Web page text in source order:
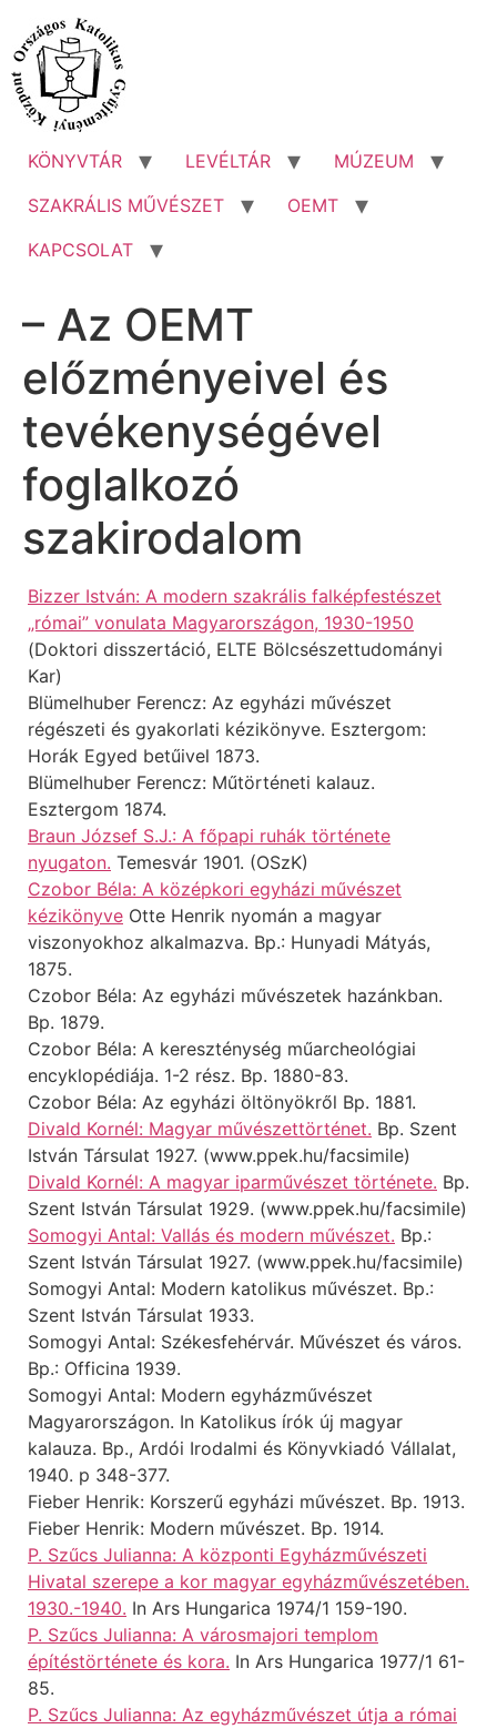
tartalomhoz
KÖNYVTÁR LEVÉLTÁR
MÚZEUM
SZAKRÁLIS MŰVÉSZET
OEMT
KAPCSOLAT
– Az OEMT
előzményeivel és
tevékenységével
foglalkozó
szakirodalom
Bizzer István: A modern szakrális falképfestészet
„római” vonulata Magyarországon, 1930-1950
(Doktori disszertáció, ELTE Bölcsészettudományi
Kar)
Blümelhuber Ferencz: Az egyházi művészet
régészeti és gyakorlati kézikönyve. Esztergom:
Horák Egyed betűivel 1873.
Blümelhuber Ferencz: Műtörténeti kalauz.
Esztergom 1874.
Braun József S.J.: A főpapi ruhák története
nyugaton. Temesvár 1901. (OSzK)
Czobor Béla: A középkori egyházi művészet
kézikönyve Otte Henrik nyomán a magyar
viszonyokhoz alkalmazva. Bp.: Hunyadi Mátyás,
1875.
Czobor Béla: Az egyházi művészetek hazánkban.
Bp. 1879.
Czobor Béla: A kereszténység műarcheológiai
encyklopédiája. 1-2 rész. Bp. 1880-83.
Czobor Béla: Az egyházi öltönyökről Bp. 1881.
Divald Kornél: Magyar művészettörténet. Bp. Szent
István Társulat 1927. (www.ppek.hu/facsimile)
Divald Kornél: A magyar iparművészet története. Bp.
Szent István Társulat 1929. (www.ppek.hu/facsimile)
Somogyi Antal: Vallás és modern művészet. Bp.:
Szent István Társulat 1927. (www.ppek.hu/facsimile)
Somogyi Antal: Modern katolikus művészet. Bp.:
Szent István Társulat 1933.
Somogyi Antal: Székesfehérvár. Művészet és város.
Bp.: Officina 1939.
Somogyi Antal: Modern egyházművészet
Magyarországon. In Katolikus írók új magyar
kalauza. Bp., Ardói Irodalmi és Könyvkiadó Vállalat,
1940. p 348-377.
Fieber Henrik: Korszerű egyházi művészet. Bp. 1913.
Fieber Henrik: Modern művészet. Bp. 1914.
P. Szűcs Julianna: A központi Egyházművészeti
Hivatal szerepe a kor magyar egyházművészetében.
1930.-1940. In Ars Hungarica 1974/1 159-190.
P. Szűcs Julianna: A városmajori templom
építéstörténete és kora. In Ars Hungarica 1977/1 61-
85.
P. Szűcs Julianna: Az egyházművészet útja a római